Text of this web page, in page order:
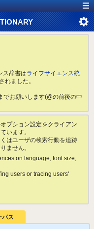
ス辞書はライフサイエンス統
れました。
お願いします(@の前後の中
プション設定をクライアン
います。
はユーザの検索行動を追跡
ません。
on language, font size,
users or tracing users'
パス